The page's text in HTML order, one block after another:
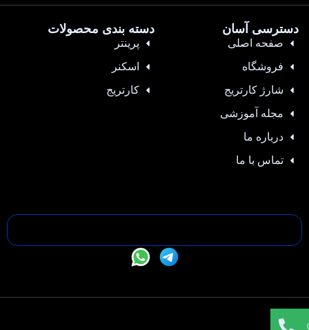
دسترسی آسان
صفحه اصلی
فروشگاه
شارژ کارتریج
مجله آموزشی
درباره ما
تماس با ما
دسته بندی محصولات
پرینتر
اسکنر
کارتریج
تمامی حقوق این سایت متعلق به —- می باشد |